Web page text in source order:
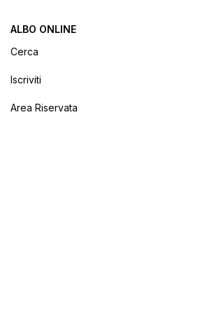
ALBO ONLINE
Cerca
Iscriviti
Area Riservata